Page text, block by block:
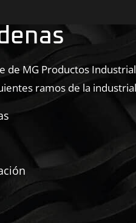
de MG Productos
ramos de la